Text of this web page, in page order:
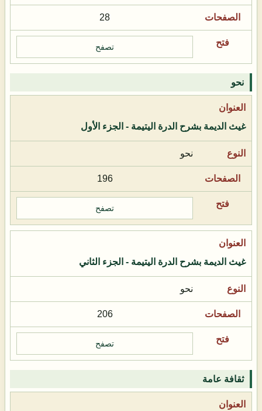
28
تصفح
نحو
غيث الديمة بشرح الدرة اليتيمة - الجزء الأول
نحو
196
تصفح
غيث الديمة بشرح الدرة اليتيمة - الجزء الثاني
نحو
206
تصفح
ثقافة عامة